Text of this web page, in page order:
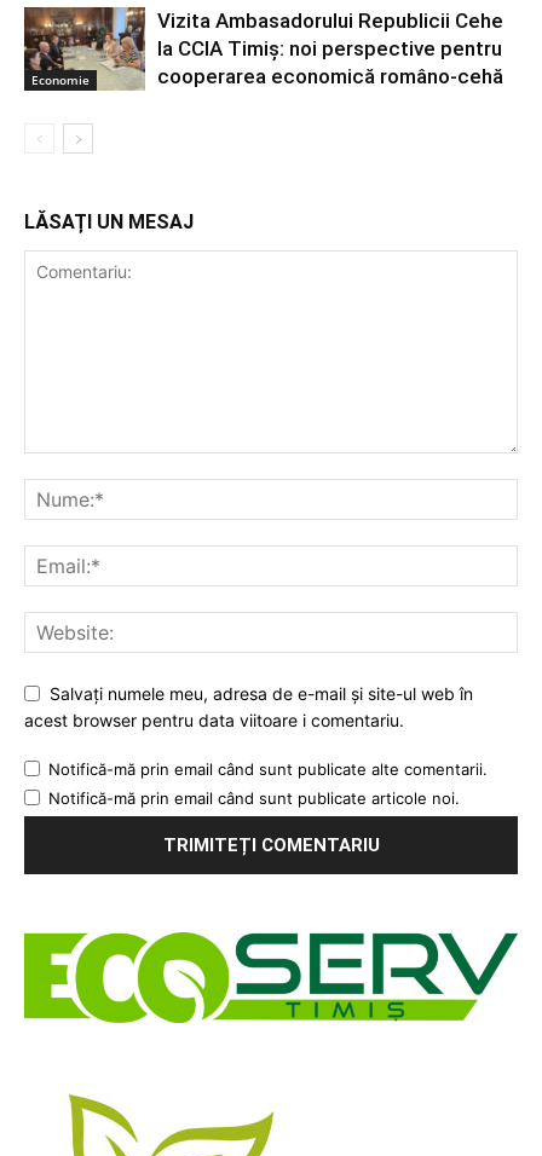
Economie
Vizita Ambasadorului Republicii Cehe
la CCIA Timiș: noi perspective pentru
cooperarea economică româno-cehă
LĂSAȚI UN MESAJ
Salvați numele meu, adresa de e-mail și site-ul web în
acest browser pentru data viitoare i comentariu.
Notifică-mă prin email când sunt publicate alte comentarii.
Notifică-mă prin email când sunt publicate articole noi.